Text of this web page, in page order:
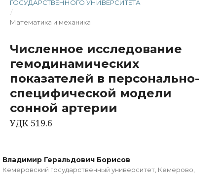
ГОСУДАРСТВЕННОГО УНИВЕРСИТЕТА
/
Математика и механика
Численное исследование
гемодинамических
показателей в персонально-
специфической модели
сонной артерии
УДК 519.6
Владимир Геральдович Борисов
Кемеровский государственный университет, Кемерово,